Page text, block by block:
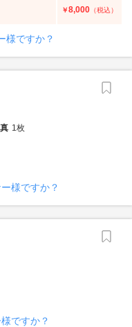
￥8,000 （税込）
様ですか？
1枚
様ですか？
ですか？